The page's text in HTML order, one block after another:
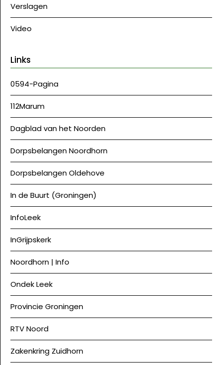
Verslagen
Video
Links
0594-Pagina
112Marum
Dagblad van het Noorden
Dorpsbelangen Noordhorn
Dorpsbelangen Oldehove
In de Buurt (Groningen)
InfoLeek
InGrijpskerk
Noordhorn | Info
Ondek Leek
Provincie Groningen
RTV Noord
Zakenkring Zuidhorn